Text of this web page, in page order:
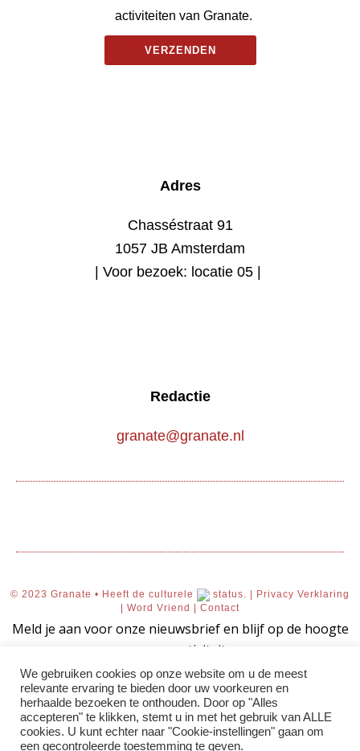
activiteiten van Granate.
Adres
Chasséstraat 91
1057 JB Amsterdam
| Voor bezoek: locatie 05 |
Redactie
granate@granate.nl
© 2023 Granate • Heeft de culturele status. |
Privacy Verklaring
| Word Vriend | Contact
We gebruiken cookies op onze website om u de meest
relevante ervaring te bieden door uw voorkeuren en
herhaalde bezoeken te onthouden. Door op "Alles
accepteren" te klikken, stemt u in met het gebruik van ALLE
cookies. U kunt echter naar "Cookie-instellingen" gaan om
een ​​gecontroleerde toestemming te geven.
Meld je aan voor onze nieuwsbrief en blijf op de hoogte
van onze activiteiten.
AANMELDEN!